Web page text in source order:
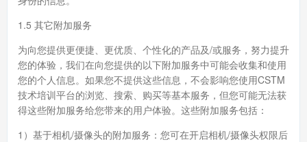
1.5 其它附加服务
为向您提供更便捷、更优质、个性化的产品及/或服务，努力提升
您的体验，我们在向您提供的以下附加服务中可能会收集和使用
您的个人信息。如果您不提供这些信息，不会影响您使用CSTM
技术培训平台的浏览、搜索、购买等基本服务，但您可能无法获
得这些附加服务给您带来的用户体验。这些附加服务包括：
1）基于相机/摄像头的附加服务：您可在开启相机/摄像头权限后